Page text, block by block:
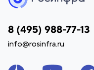
8 (495) 988-77-13
info@rosinfra.ru